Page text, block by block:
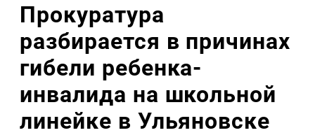
Прокуратура
разбирается в причинах
гибели ребенка-
инвалида на школьной
линейке в Ульяновске